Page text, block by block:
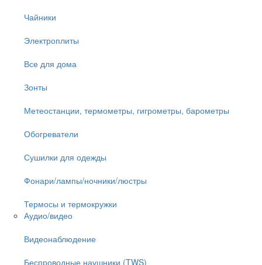
Чайники
Электроплиты
Все для дома
Зонты
Метеостанции, термометры, гигрометры, барометры
Обогреватели
Сушилки для одежды
Фонари/лампы/ночники/люстры
Термосы и термокружки
Аудио/видео
Видеонаблюдение
Беспроводные наушники (TWS)